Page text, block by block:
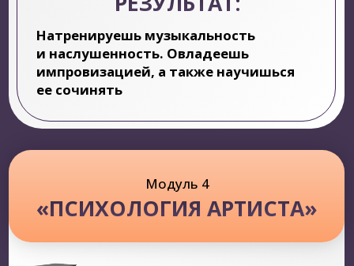
НАЧАТЬ ПЕТЬ С ЭТЕРИ
Ученики, которые успешно завершат
О ПРОХОЖДЕНИИ КУРСА